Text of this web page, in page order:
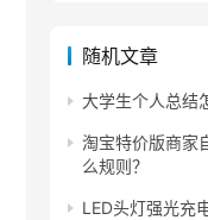
随机文章
大学生个人总结
淘宝特价版商家
么规则？
LED头灯强光充